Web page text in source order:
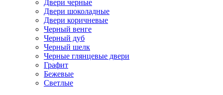
Двери черные
Двери шоколадные
Двери коричневые
Черный венге
Черный дуб
Черный шелк
Черные глянцевые двери
Графит
Бежевые
Светлые